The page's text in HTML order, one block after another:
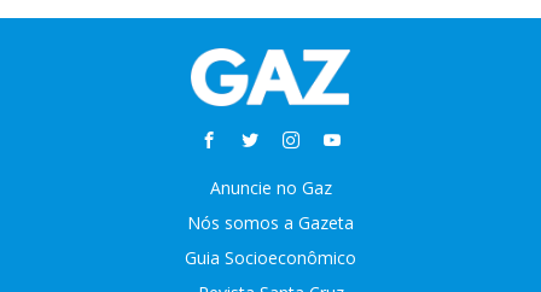
Anuncie no Gaz
Nós somos a Gazeta
Guia Socioeconômico